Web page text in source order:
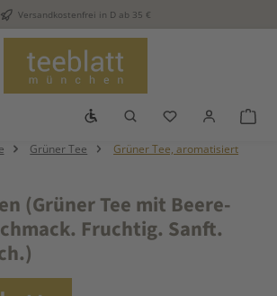
Versandkostenfrei in D ab 35 €
Werkzeugleiste anzeigen
Du hast 0
Grüner Tee Grüner Tee, aromatisiert
(Grüner Tee mit Beere-
Fruchtig. Sanft.